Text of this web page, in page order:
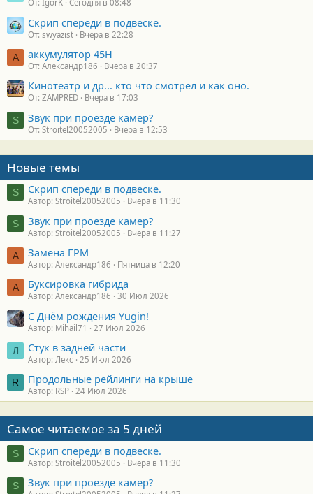
От: IgorK Сегодня в 08:48
Скрип спереди в подвеске.
От: swyazist Вчера в 22:28
А аккумулятор 45H
От: Александр186 Вчера в 20:37
Кинотеатр и др... кто что смотрел и как оно.
От: ZAMPRED Вчера в 17:03
S Звук при проезде камер?
От: Stroitel20052005 Вчера в 12:53
Новые темы
S Скрип спереди в подвеске.
Автор: Stroitel20052005 Вчера в 11:30
S Звук при проезде камер?
Автор: Stroitel20052005 Вчера в 11:27
А Замена ГРМ
Автор: Александр186 Пятница в 12:20
А Буксировка гибрида
Автор: Александр186 30 Июл 2026
С Днём рождения Yugin!
Автор: Mihail71 27 Июл 2026
Л Стук в задней части
Автор: Лекс 25 Июл 2026
R Продольные рейлинги на крыше
Автор: RSP 24 Июл 2026
Самое читаемое за 5 дней
S Скрип спереди в подвеске.
Автор: Stroitel20052005 Вчера в 11:30
S Звук при проезде камер?